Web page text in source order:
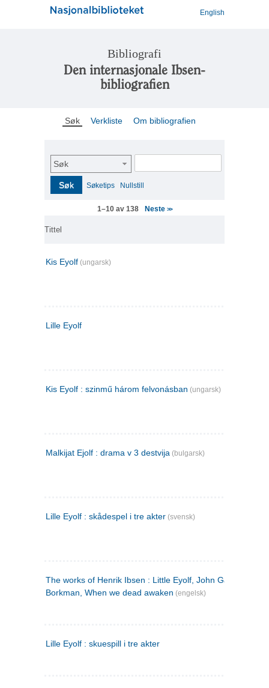
English
Bibliografi
Den internasjonale Ibsen-
bibliografien
Søk Verkliste Om bibliografien
Søk
Søk Søketips Nullstill
1–10 av 138 Neste >>
Tittel
Kis Eyolf (ungarsk)
Lille Eyolf
Kis Eyolf : szinmű három felvonásban (ungarsk)
Malkijat Ejolf : drama v 3 destvija (bulgarsk)
Lille Eyolf : skådespel i tre akter (svensk)
The works of Henrik Ibsen : Little Eyolf, John Gabriel
Borkman, When we dead awaken (engelsk)
Lille Eyolf : skuespill i tre akter